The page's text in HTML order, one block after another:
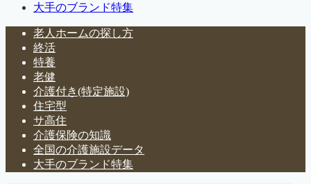
大手のブランド特集
老人ホームの探し方
終活
特養
老健
介護付き(特定施設)
住宅型
サ高住
介護保険の知識
全国の介護施設データ
大手のブランド特集